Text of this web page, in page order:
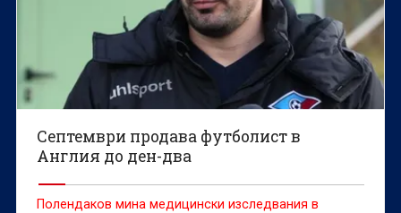
Септември продава футболист в
Англия до ден-два
Полендаков мина медицински изследвания в